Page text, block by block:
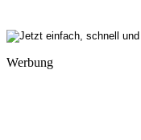
Werbung